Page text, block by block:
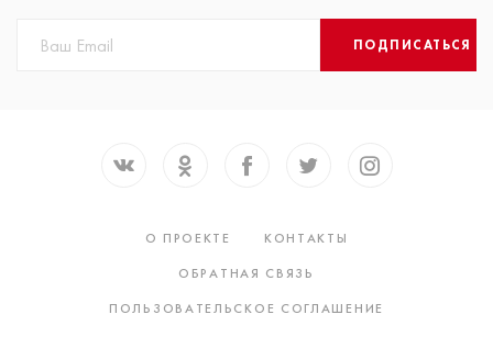
ПОДПИСАТЬСЯ
О ПРОЕКТЕ
КОНТАКТЫ
ОБРАТНАЯ СВЯЗЬ
ПОЛЬЗОВАТЕЛЬСКОЕ СОГЛАШЕНИЕ